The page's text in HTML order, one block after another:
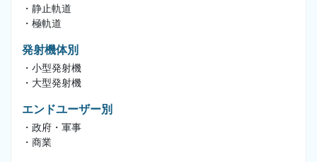
・静止軌道
・極軌道
発射機体別
・小型発射機
・大型発射機
エンドユーザー別
・政府・軍事
・商業